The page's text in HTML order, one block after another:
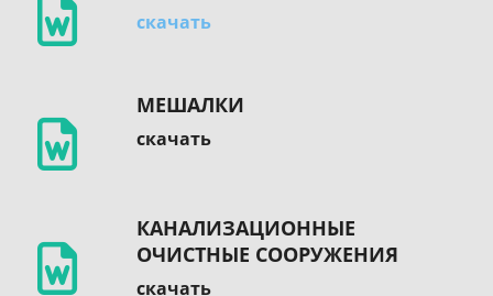
скачать
МЕШАЛКИ
скачать
КАНАЛИЗАЦИОННЫЕ
ОЧИСТНЫЕ СООРУЖЕНИЯ
скачать